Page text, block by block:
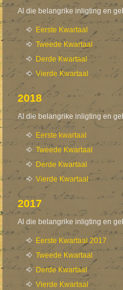
Al die belangrike inligting en
Eerste Kwartaal
Tweede Kwartaal
Derde Kwartaal
Vierde Kwartaal
2018
Al die belangrike inligting en
Eerste kwartaal
Tweede Kwartaal
Derde Kwartaal
Vierde Kwartaal
2017
Al die belangrike inligting en
Eerste Kwartaal 2017
Tweede Kwartaal
Derde Kwartaal
Vierde Kwartaal